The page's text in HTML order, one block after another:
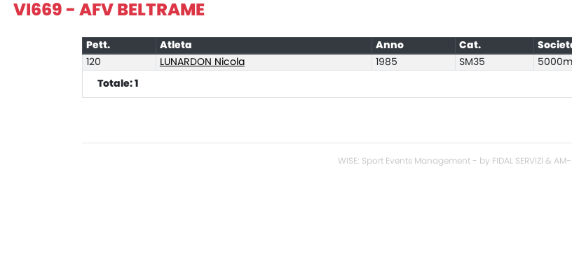
VI669 - AFV BELTRAME
Pett. Atleta Anno Cat.
120
LUNARDON Nicola 1985 SM35 5000m
Totale: 1
WISE: Sport Events Management - by FIDAL SERVIZI &